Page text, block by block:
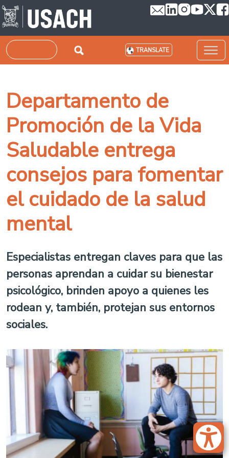
Skip to main content
Search TRANSLATE
Departamento de
Promoción de la Vida
Saludable entrega
consejos para fomentar
el cuidado de la salud
mental
Especialistas entregan claves para que las
personas aprendan a cuidar su bienestar
psicológico, brinden apoyo a quienes les
rodean y, también, protejan sus entornos
sociales.